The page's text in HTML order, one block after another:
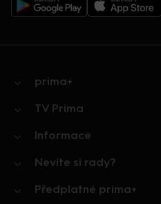
prima+
TV Prima
Informace
Nevíte si rady?
Předplatné prima+